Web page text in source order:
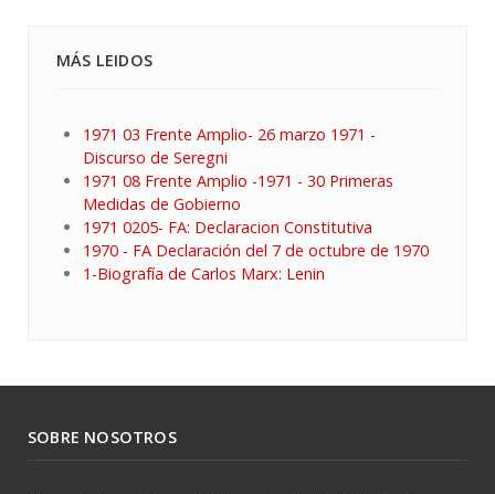
MÁS LEIDOS
1971 03 Frente Amplio- 26 marzo 1971 -
Discurso de Seregni
1971 08 Frente Amplio -1971 - 30 Primeras
Medidas de Gobierno
1971 0205- FA: Declaracion Constitutiva
1970 - FA Declaración del 7 de octubre de 1970
1-Biografía de Carlos Marx: Lenin
SOBRE NOSOTROS